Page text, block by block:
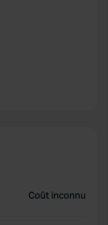
Coût inconnu